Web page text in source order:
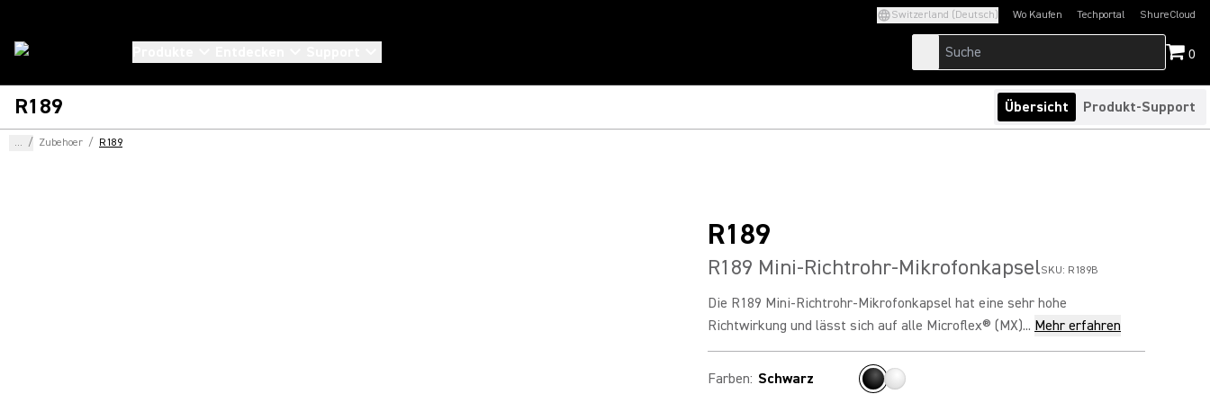
Switzerland (Deutsch) Wo Kaufen Techportal
(Opens in a new tab)ShureCloud
(Opens in a new
0
R189 Übersicht Produkt-Support
... / Zubehoer / R189
R189
R189 Mini-Richtrohr-MikrofonkapselSKU: R189B
Die R189 Mini-Richtrohr-Mikrofonkapsel hat eine sehr hohe
Richtwirkung und lässt sich auf alle Microflex® (MX)... Mehr erfahren
Farben: Schwarz